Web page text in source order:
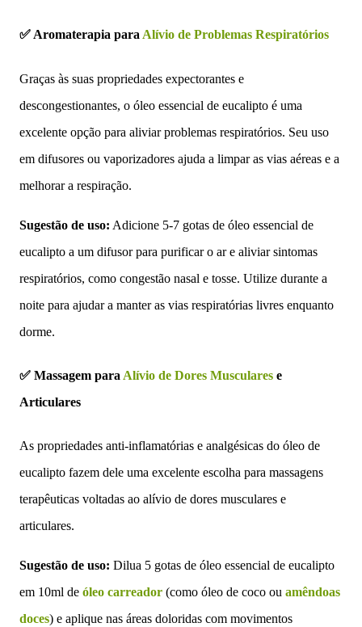
✅ Aromaterapia para Alívio de Problemas Respiratórios
Graças às suas propriedades expectorantes e
descongestionantes, o óleo essencial de eucalipto é uma
excelente opção para aliviar problemas respiratórios. Seu uso
em difusores ou vaporizadores ajuda a limpar as vias aéreas e a
melhorar a respiração.
Sugestão de uso: Adicione 5-7 gotas de óleo essencial de
eucalipto a um difusor para purificar o ar e aliviar sintomas
respiratórios, como congestão nasal e tosse. Utilize durante a
noite para ajudar a manter as vias respiratórias livres enquanto
dorme.
✅ Massagem para Alívio de Dores Musculares e
Articulares
As propriedades anti-inflamatórias e analgésicas do óleo de
eucalipto fazem dele uma excelente escolha para massagens
terapêuticas voltadas ao alívio de dores musculares e
articulares.
Sugestão de uso: Dilua 5 gotas de óleo essencial de eucalipto
em 10ml de óleo carreador (como óleo de coco ou amêndoas
doces) e aplique nas áreas doloridas com movimentos